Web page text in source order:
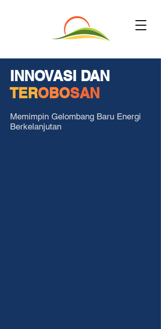
INNOVASI DAN
TEROBOSAN
Memimpin Gelombang Baru Energi
Berkelanjutan